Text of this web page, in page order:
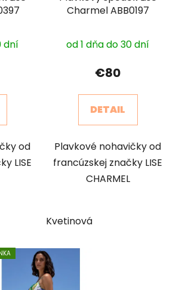
dní
od
LISE
Charmel ABB0197
od 1 dňa do 30 dní
€80
DETAIL
Plavkové nohavičky od
francúzskej značky LISE
CHARMEL
Kvetinová